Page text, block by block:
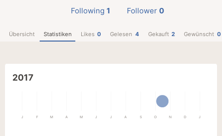
Following 1 Follower 0
Übersicht Statistiken Likes 0 Gelesen 4 Gekauft 2 Gewünscht 0
2017
J F M A M J J A S O N D J